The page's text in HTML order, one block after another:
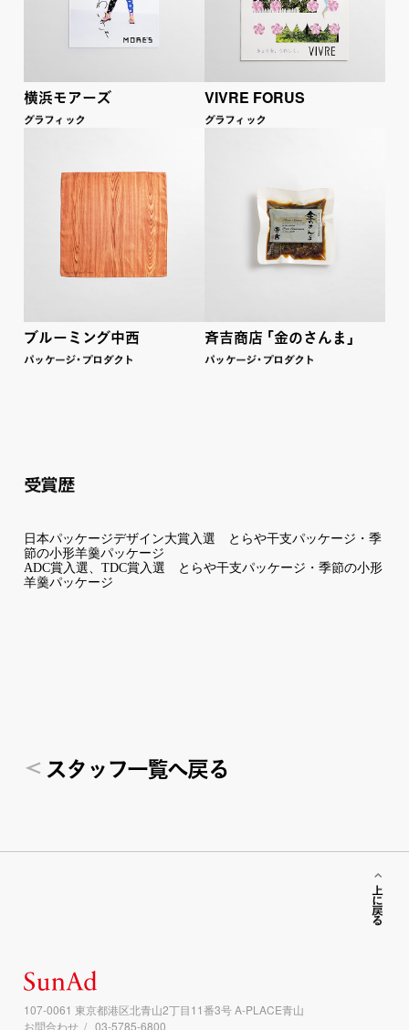
横浜モアーズ
グラフィ ック
VIVRE FORUS
グラフィ ック
ブルーミ ング中西
パッ ケージ・ プロダクト
斉吉商店「金のさんま 」
パッ ケージ・ プロダクト
受賞歴
日本パッケージデザイン大賞入選 とらや干支パッケージ・季
節の小形羊羹パッケージ
ADC賞入選、TDC賞入選 とらや干支パッケージ・季節の小形
羊羹パッケージ
スタッフ一覧へ戻る
上に戻る
107-0061 東京都港区北青山2丁目11番3号 A-PLACE青山
お問合わせ
03-5785-6800